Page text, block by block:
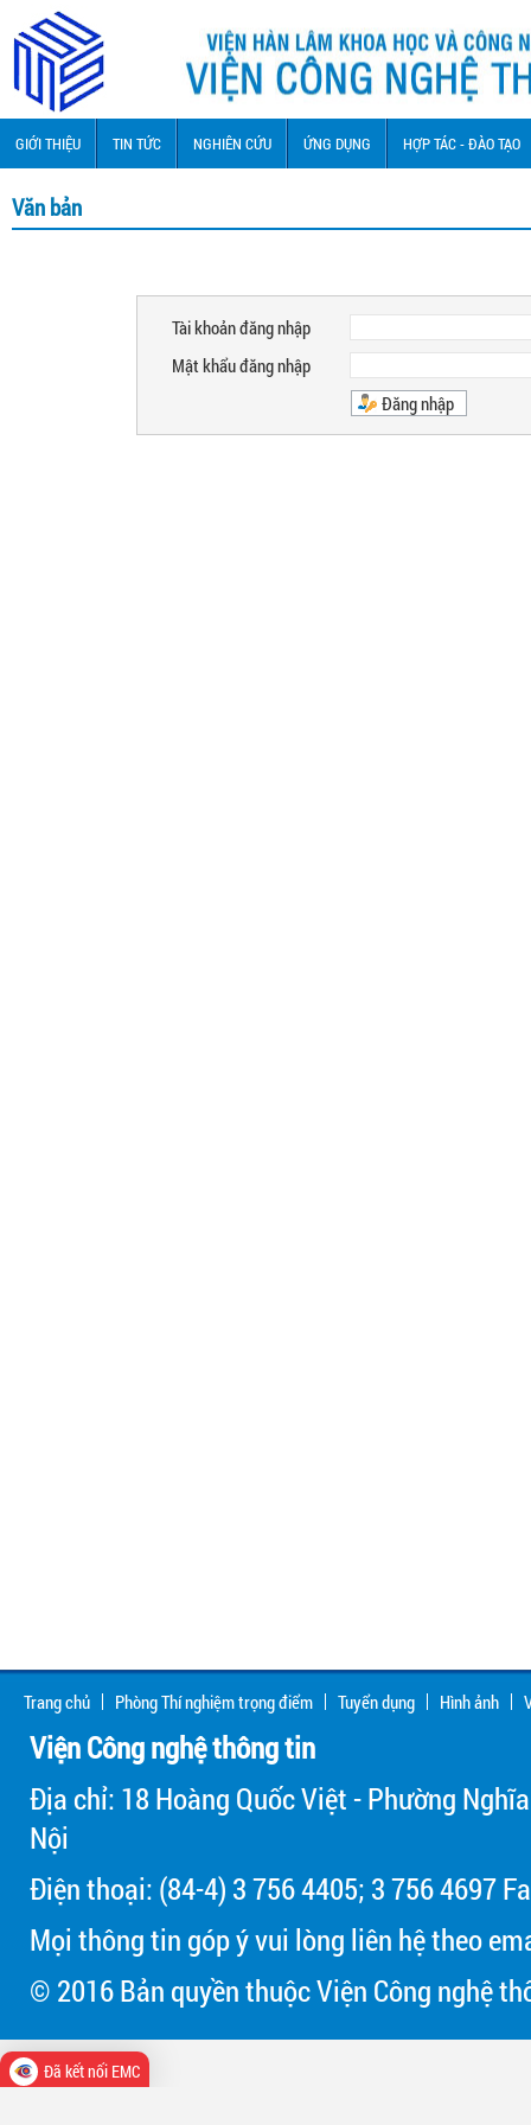
GIỚI THIỆU TIN TỨC NGHIÊN CỨU ỨNG DỤNG HỢP TÁC - ĐÀO TẠO
Văn bản
Tài khoản đăng nhập
Mật khẩu đăng nhập
Đăng nhập
Trang chủ Phòng Thí nghiệm trọng điểm Tuyển dụng Hình ảnh
Viện Công nghệ thông tin
Địa chỉ: 18 Hoàng Quốc Việt - Phường
Nội
Điện thoại: (84-4) 3 756 4405; 3 756 4697
Mọi thông tin góp ý vui lòng liên hệ theo
© 2016 Bản quyền thuộc Viện Công nghệ
Đã kết nối EMC